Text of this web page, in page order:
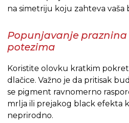
na simetriju koju zahteva vaša
Popunjavanje
potezima
Koristite olovku kratkim
dlačice. Važno je da pritisak
se pigment ravnomerno
mrlja ili prejakog black efekta
neprirodno.